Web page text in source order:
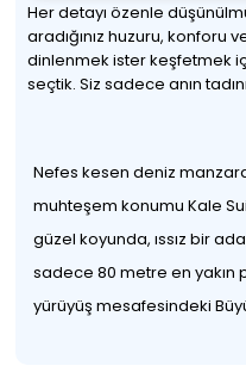
Her detayı özenle
aradığınız huzuru, konforu
dinlenmek ister keşfetmek
seçtik. Siz sadece anın
Nefes kesen deniz
muhteşem konumu Kale
güzel koyunda, ıssız bir
sadece 80 metre en yakın
yürüyüş mesafesindeki